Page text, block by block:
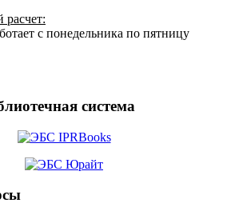
расчет:
с понедельника по пятницу
система